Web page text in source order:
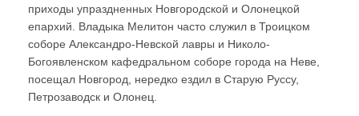
приходы упраздненных Новгородской и Олонецкой
епархий. Владыка Мелитон часто служил в Троицком
соборе Александро-Невской лавры и Николо-
Богоявленском кафедральном соборе города на Неве,
посещал Новгород, нередко ездил в Старую Руссу,
Петрозаводск и Олонец.